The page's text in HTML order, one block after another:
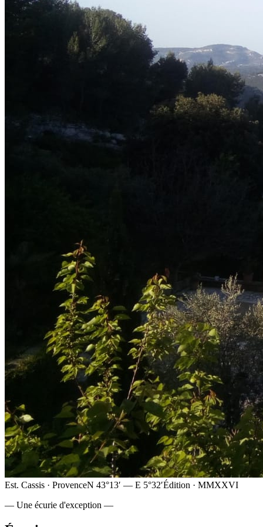
Est. Cassis · ProvenceN 43°13′ — E 5°32′Édition · MMXXVI
— Une écurie d'exception —